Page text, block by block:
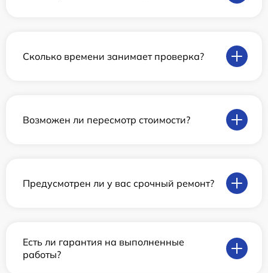
Сколько времени занимает проверка?
Возможен ли пересмотр стоимости?
Предусмотрен ли у вас срочный ремонт?
Есть ли гарантия на выполненные
работы?